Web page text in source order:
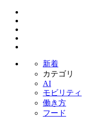
新着
カテゴリ
AI
モビリティ
働き方
フード